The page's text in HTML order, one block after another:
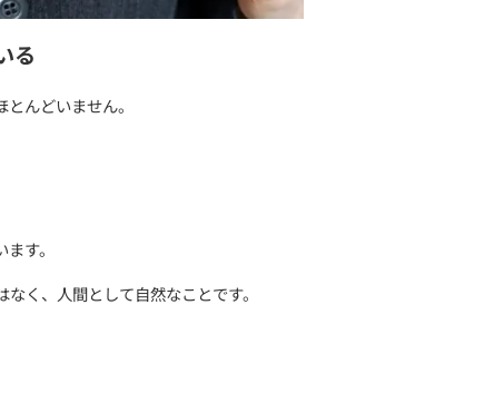
悪いことじゃない